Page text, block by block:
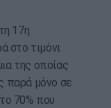
17η
στο τιμόνι
της οποίας
παρά μόνο σε
70% που